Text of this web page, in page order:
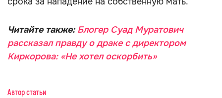
Читайте также: Блогер Суад Муратович
рассказал правду о драке с директором
Киркорова: «Не хотел оскорбить»
Автор статьи